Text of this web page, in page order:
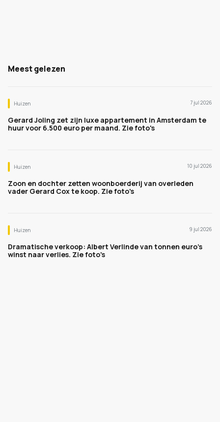
Meest gelezen
Huizen 7 jul 2026
Gerard Joling zet zijn luxe appartement in Amsterdam te
huur voor 6.500 euro per maand. Zie foto's
Huizen 10 jul 2026
Zoon en dochter zetten woonboerderij van overleden
vader Gerard Cox te koop. Zie foto's
Huizen 9 jul 2026
Dramatische verkoop: Albert Verlinde van tonnen euro's
winst naar verlies. Zie foto's